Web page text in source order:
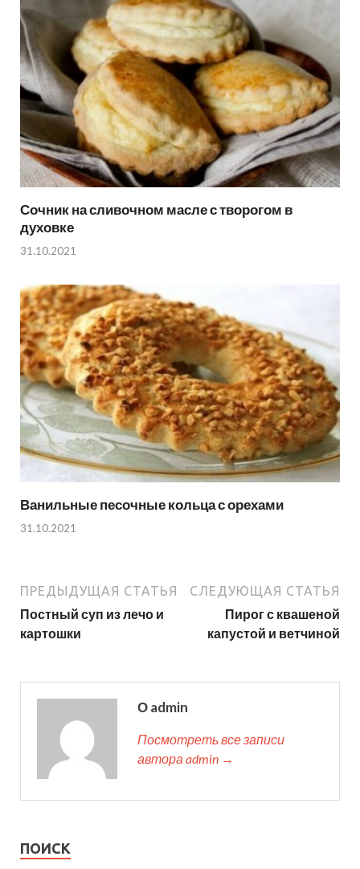
Сочник на сливочном масле с творогом в
духовке
31.10.2021
Ванильные песочные кольца с орехами
31.10.2021
ПРЕДЫДУЩАЯ СТАТЬЯ
Постный суп из лечо и
картошки
СЛЕДУЮЩАЯ СТАТЬЯ
Пирог с квашеной
капустой и ветчиной
О admin
Посмотреть все записи
автора admin →
ПОИСК